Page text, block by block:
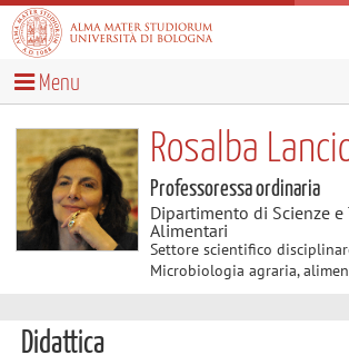
Menu
Rosalba
Professoressa ordinaria
Dipartimento di Scienze
Alimentari
Settore scientifico
Microbiologia agraria,
Didattica